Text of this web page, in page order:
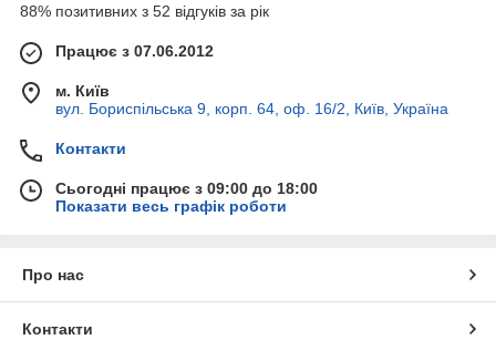
88% позитивних з 52 відгуків за рік
Працює з 07.06.2012
м. Київ
вул. Бориспільська 9, корп. 64, оф. 16/2, Київ, Україна
Контакти
Сьогодні працює з 09:00 до 18:00
Показати весь графік роботи
Про нас
Контакти